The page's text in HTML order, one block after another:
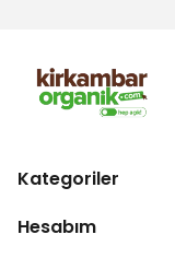
Kategoriler
Hesabım